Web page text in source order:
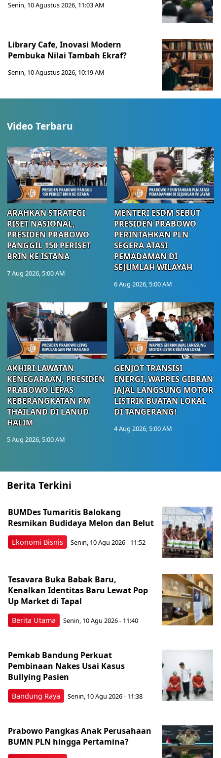
Senin, 10 Agustus 2026, 11:03 AM
Library Cafe, Inovasi Modern
Pembuka Nilai Tambah Ekraf?
Senin, 10 Agustus 2026, 10:19 AM
Video Terbaru
ARAHKAN STRATEGI
RISET NASIONAL,
PRESIDEN PRABOWO
PANGGIL 150 PERISET
BRIN KE ISTANA
7 Aug 2026, 5:00 AM
MENTERI ESDM SEBUT
PRESIDEN PRABOWO
PERINTAHKAN PLN
SEGERA ATASI
PEMADAMAN DI
SEJUMLAH WILAYAH
6 Aug 2026, 5:00 AM
AKHIRI LAWATAN
KENEGARAAN, PRESIDEN
PRABOWO LEPAS
KEBERANGKATAN PM
THAILAND DI LANUD
HALIM
5 Aug 2026, 5:00 AM
GENJOT TRANSISI
ENERGI, WAPRES GIBRAN
JAJAL LANGSUNG MOTOR
LISTRIK BUATAN LOKAL
DI TANGERANG!
4 Aug 2026, 5:00 AM
Berita Terkini
Ekonomi Bisnis
BUMDes Tumaritis Balokang
Resmikan Budidaya Melon dan Belut
Senin, 10 Agu 2026 - 11:52
Berita Utama
Tesavara Buka Babak Baru,
Kenalkan Identitas Baru Lewat Pop
Up Market di Tapal
Senin, 10 Agu 2026 - 11:40
Bandung Raya
Pemkab Bandung Perkuat
Pembinaan Nakes Usai Kasus
Bullying Pasien
Senin, 10 Agu 2026 - 11:38
Prabowo Pangkas Anak Perusahaan
BUMN PLN hingga Pertamina?